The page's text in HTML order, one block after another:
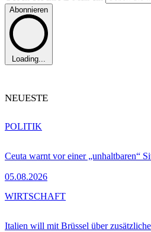
Abonnieren
Loading...
NEUESTE
Ceuta warnt vor einer „unhaltbaren“
05.08.2026
POLITIK
Italien will mit Brüssel über
WIRTSCHAFT